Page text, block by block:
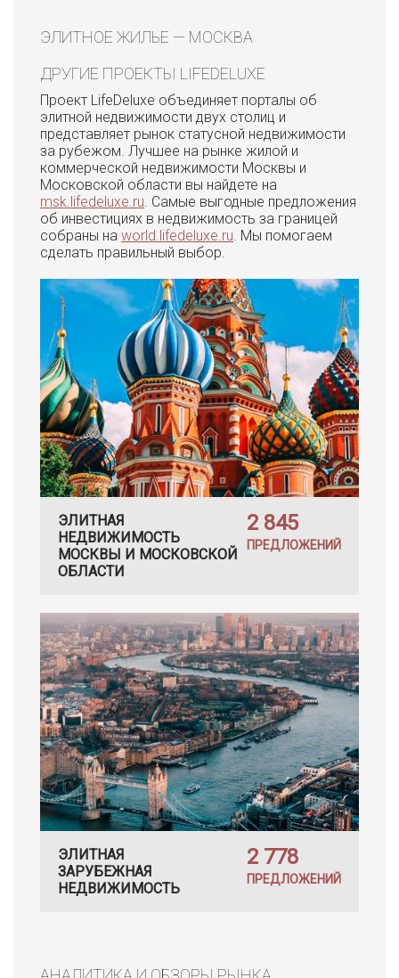
ЭЛИТНОЕ ЖИЛЬЕ — МОСКВА
ДРУГИЕ ПРОЕКТЫ LIFEDELUXE
Проект LifeDeluxe объединяет порталы об
элитной недвижимости двух столиц и
представляет рынок статусной недвижимости
за рубежом. Лучшее на рынке жилой и
коммерческой недвижимости Москвы и
Московской области вы найдете на
msk.lifedeluxe.ru. Самые выгодные предложения
об инвестициях в недвижимость за границей
собраны на world.lifedeluxe.ru. Мы помогаем
сделать правильный выбор.
ЭЛИТНАЯ
НЕДВИЖИМОСТЬ
МОСКВЫ И МОСКОВСКОЙ
ОБЛАСТИ
2 845
ПРЕДЛОЖЕНИЙ
ЭЛИТНАЯ
ЗАРУБЕЖНАЯ
НЕДВИЖИМОСТЬ
2 778
ПРЕДЛОЖЕНИЙ